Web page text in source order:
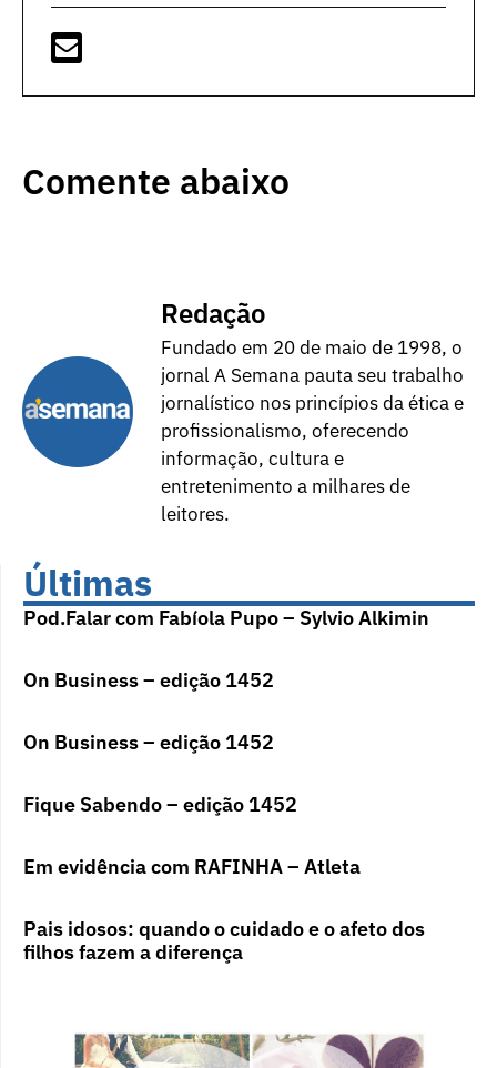
Comente abaixo
Redação
Fundado em 20 de maio de 1998, o
jornal A Semana pauta seu trabalho
jornalístico nos princípios da ética e
profissionalismo, oferecendo
informação, cultura e
entretenimento a milhares de
leitores.
Últimas
Pod.Falar com Fabíola Pupo – Sylvio Alkimin
On Business – edição 1452
On Business – edição 1452
Fique Sabendo – edição 1452
Em evidência com RAFINHA – Atleta
Pais idosos: quando o cuidado e o afeto dos
filhos fazem a diferença